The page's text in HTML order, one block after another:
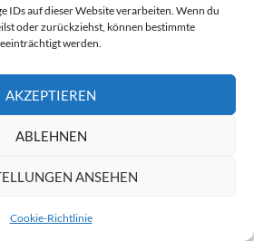
IDs auf dieser Website verarbeiten. Wenn du
oder zurückziehst, können bestimmte
werden.
AKZEPTIEREN
ABLEHNEN
ANSEHEN
Cookie-Richtlinie
der ASpekt 21 hat sich
Tagung im Herzen der Stadt
zu Lübeck, einem der
einer sehenswerten teleskopischen
über den Dächern der Lübecker
Für die Teilnehmer vor Ort